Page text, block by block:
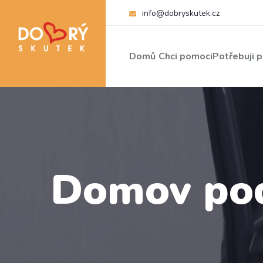
info@dobryskutek.cz
Domů Chci pomociPotřebuji
Domov